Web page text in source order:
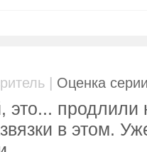
| Оценка
это... продлили
в этом.